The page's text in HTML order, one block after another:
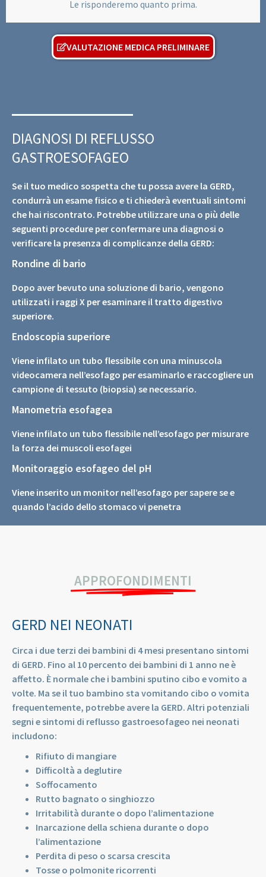
Le risponderemo quanto prima.
VALUTAZIONE MEDICA PRELIMINARE
DIAGNOSI DI REFLUSSO
GASTROESOFAGEO
Se il tuo medico sospetta che tu possa avere la GERD,
condurrà un esame fisico e ti chiederà eventuali sintomi
che hai riscontrato. Potrebbe utilizzare una o più delle
seguenti procedure per confermare una diagnosi o
verificare la presenza di complicanze della GERD:
Rondine di bario
Dopo aver bevuto una soluzione di bario, vengono
utilizzati i raggi X per esaminare il tratto digestivo
superiore.
Endoscopia superiore
Viene infilato un tubo flessibile con una minuscola
videocamera nell’esofago per esaminarlo e raccogliere un
campione di tessuto (biopsia) se necessario.
Manometria esofagea
Viene infilato un tubo flessibile nell’esofago per misurare
la forza dei muscoli esofagei
Monitoraggio esofageo del pH
Viene inserito un monitor nell’esofago per sapere se e
quando l’acido dello stomaco vi penetra
APPROFONDIMENTI
GERD NEI NEONATI
Circa i due terzi dei bambini di 4 mesi presentano sintomi
di GERD. Fino al 10 percento dei bambini di 1 anno ne è
affetto. È normale che i bambini sputino cibo e vomito a
volte. Ma se il tuo bambino sta vomitando cibo o vomita
frequentemente, potrebbe avere la GERD. Altri potenziali
segni e sintomi di reflusso gastroesofageo nei neonati
includono:
Rifiuto di mangiare
Difficoltà a deglutire
Soffocamento
Rutto bagnato o singhiozzo
Irritabilità durante o dopo l’alimentazione
Inarcazione della schiena durante o dopo
l’alimentazione
Perdita di peso o scarsa crescita
Tosse o polmonite ricorrenti